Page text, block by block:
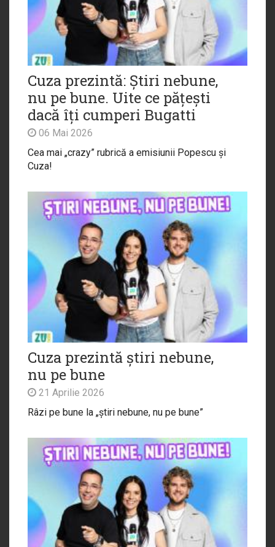
Cuza prezintă: Știri nebune,
nu pe bune. Uite ce pățești
dacă îți cumperi Bugatti
06 Mai 2026
Cea mai „crazy” rubrică a emisiunii Popescu și
Cuza!
Cuza prezintă știri nebune,
nu pe bune
21 Aprilie 2026
Râzi pe bune la „știri nebune, nu pe bune”